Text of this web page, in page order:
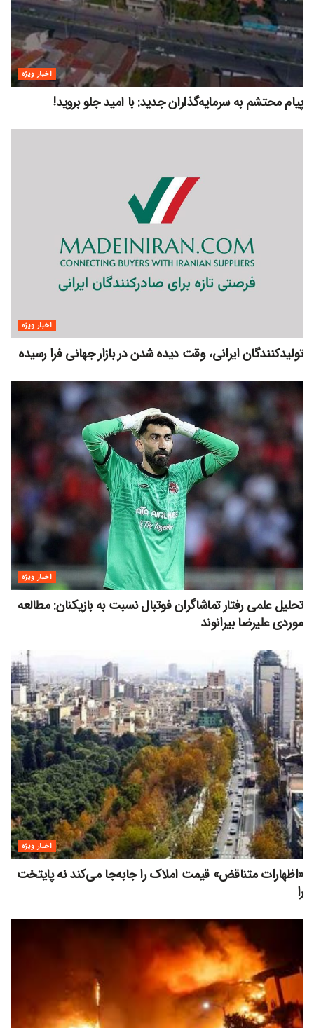
اخبار ویژه
پیام محتشم به سرمایه‌گذاران جدید: با امید جلو بروید!
اخبار ویژه
تولیدکنندگان ایرانی، وقت دیده شدن در بازار جهانی فرا رسیده
اخبار ویژه
تحلیل علمی رفتار تماشاگران فوتبال نسبت به بازیکنان: مطالعه
موردی علیرضا بیرانوند
اخبار ویژه
«اظهارات متناقض» قیمت‌ املاک را جابه‌جا می‌کند نه پایتخت
را